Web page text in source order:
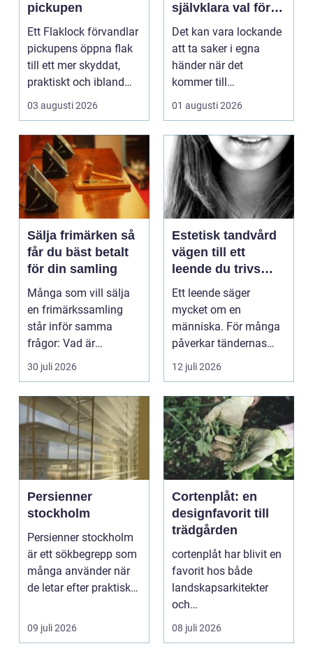
pickupen
Ett Flaklock förvandlar
pickupens öppna flak
till ett mer skyddat,
praktiskt och ibland
också mer br...
03 augusti 2026
självklara val för
säker elinstallation
Det kan vara lockande
att ta saker i egna
händer när det
kommer till
hemförbättr...
01 augusti 2026
Sälja frimärken så
får du bäst betalt
för din samling
Många som vill sälja
en frimärkssamling
står inför samma
frågor: Vad är
samlingen värd? Var
vänder m...
30 juli 2026
Estetisk tandvård
vägen till ett
leende du trivs
med
Ett leende säger
mycket om en
människa. För många
påverkar tändernas
utseende både
självförtroendet ...
12 juli 2026
Persienner
stockholm
Persienner stockholm
är ett sökbegrepp som
många använder när
de letar efter praktiska
09 juli 2026
Cortenplåt: en
designfavorit till
trädgården
cortenplåt har blivit en
favorit hos både
landskapsarkitekter
och
trädgårdsentusiaster.
Det är ett m...
08 juli 2026